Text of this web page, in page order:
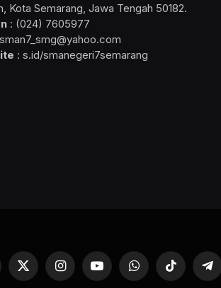
Kota Semarang, Jawa Tengah 50182.
: (024) 7605977
: s.id/smanegeri7semarang
X
(Twitter)
InstagramYouTubeWhatsAppTikTok